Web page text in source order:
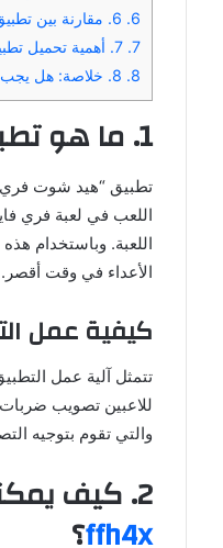
6.
7.
8.
1. ما هو تطبيق هيد شوت فري فاير ffh4x وكيف يعمل؟
اللعب في لعبة فري
اللعبة. وباستخدام
الأعداء في وقت أقصر.
كيفية عمل
تتمثل آلية عمل
والتي تقوم بتوجيه
2. كيف يمكنك تحميل و
ffh4x؟